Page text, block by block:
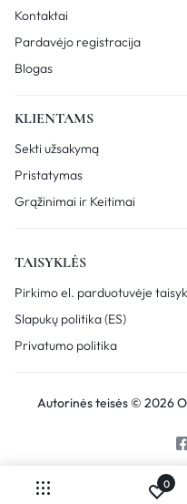
Kontaktai
Pardavėjo registracija
Blogas
KLIENTAMS
Sekti užsakymą
Pristatymas
Grąžinimai ir Keitimai
TAISYKLĖS
Pirkimo el. parduotuvėje
Slapukų politika (ES)
Privatumo politika
Autorinės teisės © 2026
0